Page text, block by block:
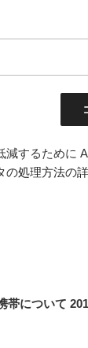
減するために
の処理方法の
帯について